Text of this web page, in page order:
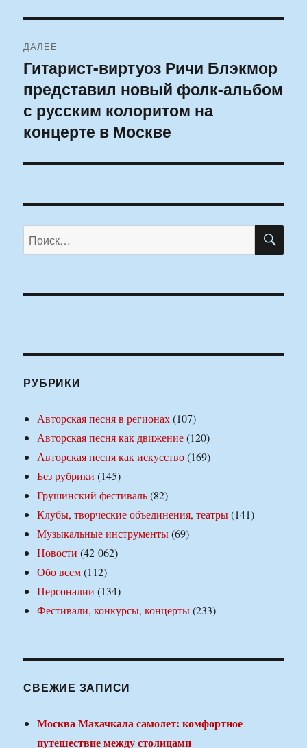
ДАЛЕЕ
Следующая
запись:
Гитарист-виртуоз Ричи Блэкмор
представил новый фолк-альбом
с русским колоритом на
концерте в Москве
Искать:
РУБРИКИ
Авторская песня в регионах(107)
Авторская песня как движение(120)
Авторская песня как искусство(169)
Без рубрики (145)
Грушинский фестиваль(82)
Клубы, творческие объединения, театры(141)
Музыкальные инструменты(69)
Новости (42 062)
Обо всем(112)
Персоналии (134)
Фестивали, конкурсы, концерты(233)
СВЕЖИЕ ЗАПИСИ
Москва Махачкала самолет: комфортное
путешествие между столицами